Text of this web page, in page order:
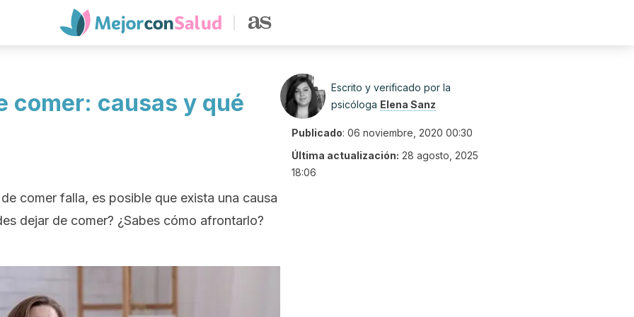
comer: causas y qué
comer falla, es posible que exista una causa
dejar de comer? ¿Sabes cómo afrontarlo?
Escrito y verificado por la
psicóloga Elena Sanz
Publicado: 06 noviembre, 2020 00:30
Última actualización: 28 agosto, 2025
18:06